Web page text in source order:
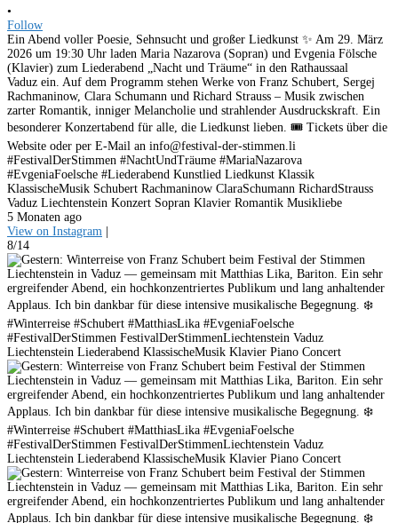
•
Follow
Ein Abend voller Poesie, Sehnsucht und großer Liedkunst ✨ Am 29. März
2026 um 19:30 Uhr laden Maria Nazarova (Sopran) und Evgenia Fölsche
(Klavier) zum Liederabend „Nacht und Träume“ in den Rathaussaal
Vaduz ein. Auf dem Programm stehen Werke von Franz Schubert, Sergej
Rachmaninow, Clara Schumann und Richard Strauss – Musik zwischen
zarter Romantik, inniger Melancholie und strahlender Ausdruckskraft. Ein
besonderer Konzertabend für alle, die Liedkunst lieben. 🎟 Tickets über die
Website oder per E-Mail an info@festival-der-stimmen.li
#FestivalDerStimmen #NachtUndTräume #MariaNazarova
#EvgeniaFoelsche #Liederabend Kunstlied Liedkunst Klassik
KlassischeMusik Schubert Rachmaninow ClaraSchumann RichardStrauss
Vaduz Liechtenstein Konzert Sopran Klavier Romantik Musikliebe
5 Monaten ago
View on Instagram
8/14